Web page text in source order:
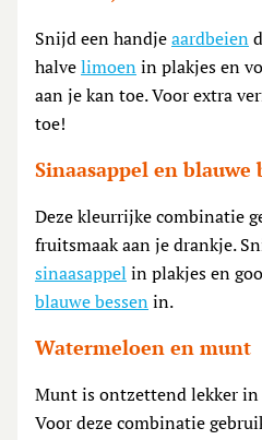
Snijd een handjeaardbeien
halvelimoenin plakjes en
aan je kan toe. Voor extra
toe!
Sinaasappel en blauwe
Deze kleurrijke combinatie
fruitsmaak aan je drankje.
sinaasappel in plakjes en
blauwe bessenin.
Watermeloen en munt
Munt is ontzettend lekker
Voor deze combinatie